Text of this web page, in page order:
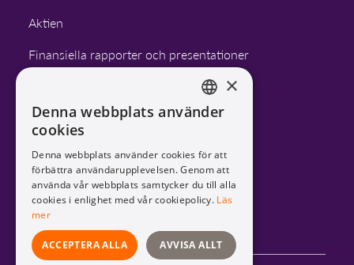
Aktien
Finansiella rapporter och presentationer
Bolagsstyrning
Kalender
LinkedIn
ENGLISH
×
Denna webbplats använder
cookies
Denna webbplats använder cookies för att
förbättra användarupplevelsen. Genom att
använda vår webbplats samtycker du till alla
cookies i enlighet med vår cookiepolicy. Läs
mer
ACCEPTERA ALLA AVVISA ALLT